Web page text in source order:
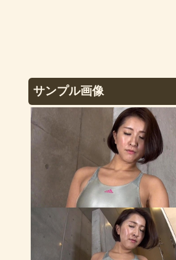
サンプル画像